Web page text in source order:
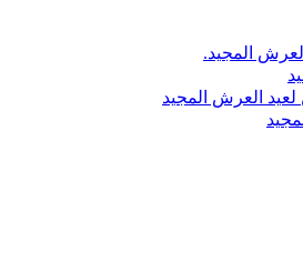
المجيد.
العرش المجيد